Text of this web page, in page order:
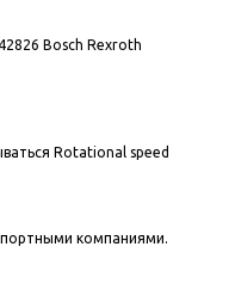
Bosch Rexroth
Rotational speed
компаниями.